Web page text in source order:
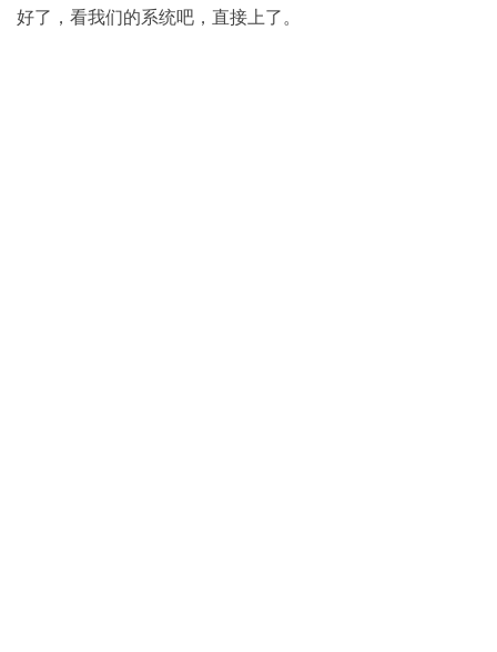
好了，看我们的系统吧，直接上了。